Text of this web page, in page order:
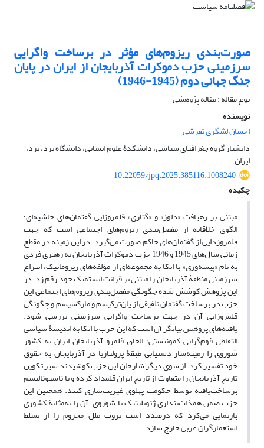
صورت‌بندی ریزوم‌های مؤثر در برساخت واگرایی
سرزمینی حزب دموکرات آذربایجان از ایران در پایان
جنگ جهانی دوم (1945-1946)
نوع مقاله : مقاله پژوهشی
نویسنده
احسان لشگری تفرشی
دانشیار گروه جغرافیای سیاسی، دانشکدۀ علوم انسانی، دانشگاه یزد، یزد،
ایران.
10.22059/jpq.2025.385116.1008240
چکیده
مبتنی بر رهیافت‌ «دلوز» و «گتاری» قلمروزایی گفتمان‌های حاشیه‌ای؛
الگوی خلاقانه از مفصل‌بندی ریزوم‌های اجتماعی است که جهت
قلمروزدایی از گفتمان‌های حاکم صورت می‌گیرد. در این زمینه در مقطع
زمانی سال‌های 1945 و 1946 حزب دموکرات آذربایجان به رهبری فردی
به نام «پیشه‌وری» با اتکا به مجموعه‌ای از مؤلفه‌های ریزوماتیک، انتزاع
سرزمینی منطقۀ آذربایجان را مبتنی بر قرائت اپستمیک خود رقم زد. در
این پژوهش کوشش شده چگونگی مفصل‌بندی ریزوم‌های اجتماعی این
حزب در برساخت گفتمان تلفیقی از پان‌ترکیسم و مارکسیسم و چگونگی
قلمروزایی آن در جهت برساخت واگرایی سرزمینی بررسی شود.
یافته‌های پژوهش بیانگر آن است که این حزب با اتکا به اندیشۀ سیاسی
التقاطی قوم‌گرایی کمونیستی؛ الحاق قلمرو آذربایجان ایران به کشور
شوروی را زمینه‌ساز دستیابی طبقۀ پرولتاریا در آذربایجان به حقوق
خود تفسیر کرد. از سوی دیگر شارحان این حزب کوشیدند سیر تکوین
تاریخ آذربایجان را متفاوت از تاریخ ایران قلمداد کرده و با ناسیونالیسم
برساخت‌یافته توسط حکومت پهلوی غیریت‌سازی کنند. همچنین این
حزب ضمن همذات‌پنداری ژئوپلیتیک با شوروی، آن را به‌مثابۀ کشوری
بازنمایی می‌کرد که درصدد است ثروت ملل محروم را از تسلط
استعمارگران غربی خارج سازد.